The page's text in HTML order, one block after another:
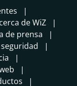
de WiZ
de prensa